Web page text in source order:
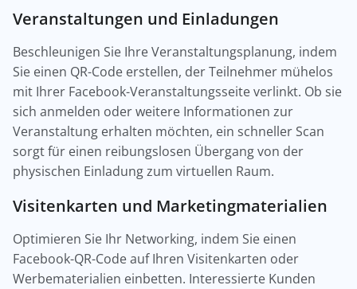
Veranstaltungen und Einladungen
Beschleunigen Sie Ihre Veranstaltungsplanung, indem
Sie einen QR-Code erstellen, der Teilnehmer mühelos
mit Ihrer Facebook-Veranstaltungsseite verlinkt. Ob sie
sich anmelden oder weitere Informationen zur
Veranstaltung erhalten möchten, ein schneller Scan
sorgt für einen reibungslosen Übergang von der
physischen Einladung zum virtuellen Raum.
Visitenkarten und Marketingmaterialien
Optimieren Sie Ihr Networking, indem Sie einen
Facebook-QR-Code auf Ihren Visitenkarten oder
Werbematerialien einbetten. Interessierte Kunden